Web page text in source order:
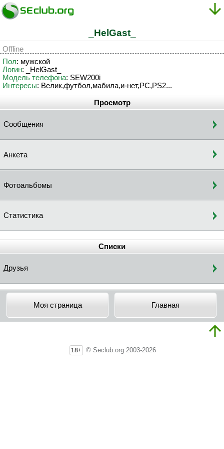
_HelGast_
Offline
Пол: мужской
Логин: _HelGast_
Модель телефона: SEW200i
Интересы: Велик,футбол,мабила,и-нет,PC,PS2...
Просмотр
Сообщения
Анкета
Фотоальбомы
Статистика
Списки
Друзья
Моя страница Главная
18+ © Seclub.org 2003-2026